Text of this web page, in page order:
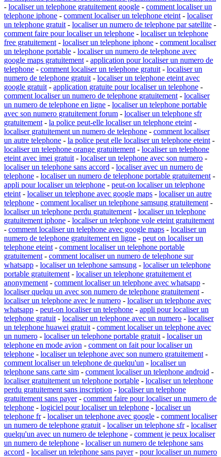
- localiser un telephone gratuitement google - comment localiser un
telephone iphone - comment localiser un telephone eteint - localiser
un telephone gratuit - localiser un numero de telephone par satellite -
comment faire pour localiser un telephone - localiser un telephone
free gratuitement - localiser un telephone iphone - comment localiser
un telephone portable - localiser un numero de telephone avec
google maps gratuitement - application pour localiser un numero de
telephone - comment localiser un telephone gratuit - localiser un
numero de telephone gratuit - localiser un telephone eteint avec
google gratuit - application gratuite pour localiser un telephone -
comment localiser un numero de telephone gratuitement - localiser
un numero de telephone en ligne - localiser un telephone portable
avec son numero gratuitement forum - localiser un telephone sfr
gratuitement - la police peut-elle localiser un telephone eteint -
localiser gratuitement un numero de telephone - comment localiser
un autre telephone - la police peut elle localiser un telephone eteint -
localiser un telephone orange gratuitement - localiser un telephone
eteint avec imei gratuit - localiser un telephone avec son numero -
localiser un telephone sans accord - localiser avec un numero de
telephone - localiser un numero de telephone portable gratuitement -
appli pour localiser un telephone - peut-on localiser un telephone
eteint - localiser un telephone avec google maps - localiser un autre
telephone - comment localiser un telephone samsung gratuitement -
localiser un telephone perdu gratuitement - localiser un telephone
gratuitement iphone - localiser un telephone vole eteint gratuitement
- comment localiser un telephone avec google maps - localiser un
numero de telephone gratuitement en ligne - peut on localiser un
telephone eteint - comment localiser un telephone portable
gratuitement - comment localiser un numero de telephone sur
whatsapp - localiser un telephone samsung - localiser un telephone
portable gratuitement - localiser un telephone gratuitement et
anonymement - comment localiser un telephone avec whatsapp -
localiser quelqu un avec son numero de telephone gratuitement -
localiser un telephone avec le numero - localiser un telephone avec
whatsapp - peut-on localiser un telephone - appli pour localiser un
telephone gratuit - localiser un telephone avec un numero - localiser
un telephone huawei gratuit - comment localiser un telephone avec
un numero - localiser un telephone portable gratuit - localiser un
telephone en mode avion - comment on fait pour localiser un
telephone - localiser un telephone avec son numero gratuitement -
comment localiser un telephone de quelqu'un - localiser un
telephone sans carte sim - comment localiser un telephone android -
localiser gratuitement un telephone portable - localiser un telephone
perdu gratuitement sans inscription - localiser un telephone
gratuitement sans payer- comment faire pour localiser un numero de
telephone - logiciel pour localiser un telephone - localiser un
telephone fr- localiser un telephone avec google - comment localiser
un numero de telephone gratuit - localiser un telephone sfr- localiser
quelqu'un avec un numero de telephone - comment je peux localiser
un numero de telephone - localiser un numero de telephone sans
accord - localiser un telephone sans payer- pour localiser un numero